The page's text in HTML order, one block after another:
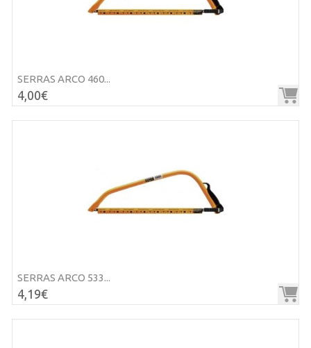
SERRAS ARCO 460...
4,00€
SERRAS ARCO 533...
4,19€